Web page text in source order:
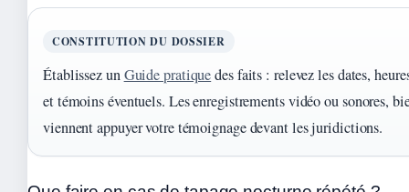
CONSTITUTION DU DOSSIER
Établissez unGuide pratiquedes faits : relevez les dates,
et témoins éventuels. Les enregistrements vidéo ou sonores,
viennent appuyer votre témoignage devant les juridictions.